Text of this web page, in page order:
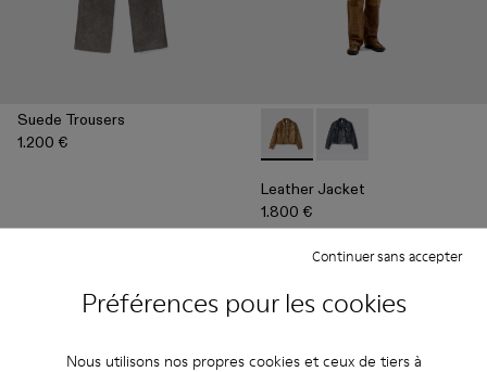
Préférences pour les cookies
Nous utilisons nos propres cookies et ceux de tiers à
Continuer sans accepter
Suede Trousers
1.200 €
Leather Jacket - AU00012-
Leather Jacket -
Leather Jacket
1.800 €
Ajouter